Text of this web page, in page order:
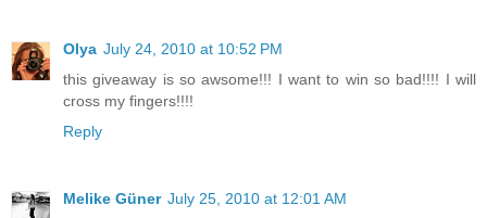
Olya July 24, 2010 at 10:52 PM
this giveaway is so awsome!!! I want to win so bad!!!! I will
cross my fingers!!!!
Reply
Melike Güner July 25, 2010 at 12:01 AM